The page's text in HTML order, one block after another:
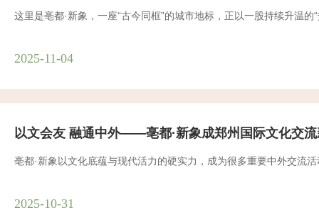
这里是亳都·新象，一座“古今同框”的城市地标，正以一股持续升温的
2025-11-04
以文会友 融通中外——亳都·新象成郑州国际文化交
亳都·新象以文化底蕴与现代活力的硬实力，成为很多重要中外交流
2025-10-31